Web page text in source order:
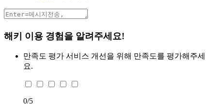
해키 이용 경험을 알려주세요!
만족도 평가 서비스 개선을 위해 만족도를 평가해주세
요.
0/5